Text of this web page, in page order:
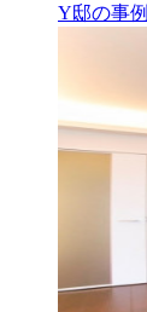
Y邸の事例